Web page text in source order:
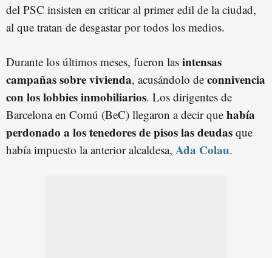
del PSC insisten en criticar al primer edil de la ciudad,
al que tratan de desgastar por todos los medios.
Durante los últimos meses, fueron las intensas
campañas sobre vivienda, acusándolo de connivencia
con los lobbies inmobiliarios. Los dirigentes de
Barcelona en Comú (BeC) llegaron a decir que había
perdonado a los tenedores de pisos las deudas que
había impuesto la anterior alcaldesa, Ada Colau.